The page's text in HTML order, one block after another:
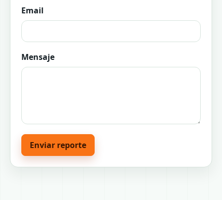
Email
Mensaje
Enviar reporte